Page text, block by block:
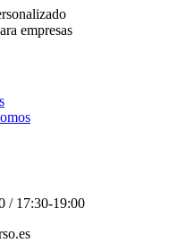
empresas
/ 17:30-19:00